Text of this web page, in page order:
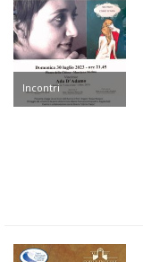
Incontri